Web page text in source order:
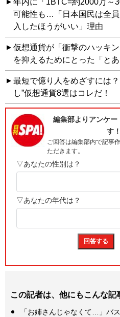
可能性も…「日本国民は全
入したほうがいい」理由
仮想通貨が「衝撃のハッキ
を抑えるためにとった「と
最短で億り人をめざすには
し”仮想通貨8選はコレだ！
この記者は、他にもこんな記
「お姉さんじゃなくて…」バ